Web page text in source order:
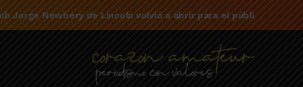
la campaña de El Linqueño en el torneo Federal A 2025/2026